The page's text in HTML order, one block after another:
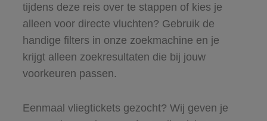
tijdens deze reis over te stappen of kies je
alleen voor directe vluchten? Gebruik de
handige filters in onze zoekmachine en je
krijgt alleen zoekresultaten die bij jouw
voorkeuren passen.
Eenmaal vliegtickets gezocht? Wij geven je